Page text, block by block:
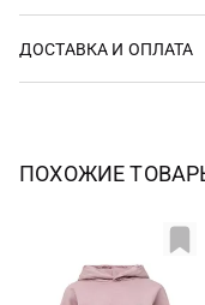
ДОСТАВКА И ОПЛАТА
ПОХОЖИЕ